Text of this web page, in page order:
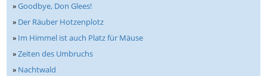
»Goodbye, Don Glees!
» Der Räuber Hotzenplotz
» Im Himmel ist auch Platz für Mäuse
»Zeiten des Umbruchs
» Nachtwald